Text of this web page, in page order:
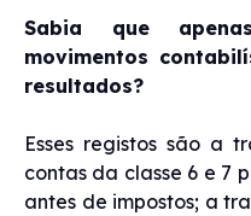
Sabia que
movimentos
resultados?
Esses registos são a
contas da classe 6 e 7
antes de impostos; a